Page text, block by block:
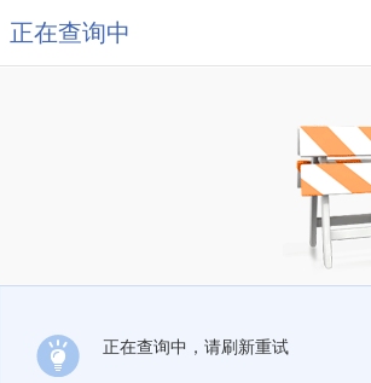
正在查询中
正在查询中，请刷新重试